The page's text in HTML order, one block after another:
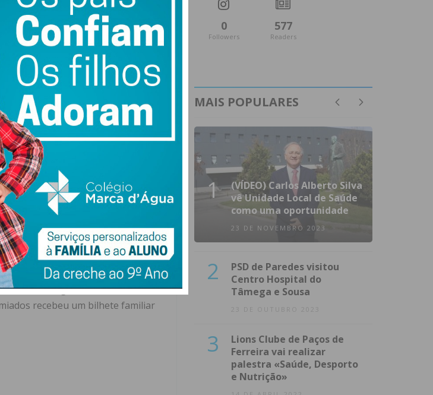
com Amor”
ou colégio foram
recebeu um bilhete familiar
0
Followers
577
Readers
MAIS POPULARES
1
(VÍDEO) Carlos Alberto Silva
vê Unidade Local de Saúde
como uma oportunidade
23 DE NOVEMBRO 2023
2
PSD de Paredes visitou
Centro Hospital do
Tâmega e Sousa
23 DE OUTUBRO 2023
3
Lions Clube de Paços de
Ferreira vai realizar
palestra «Saúde, Desporto
e Nutrição»